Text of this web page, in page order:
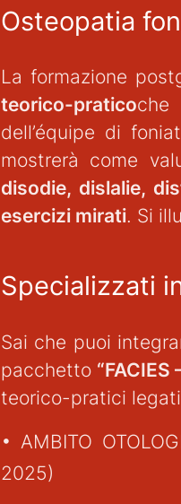
Osteopatia
La formazione
teorico-praticoche
dell’équipe di
mostrerà come
disodie, dislalie,
esercizi mirati. Si
Specializzati
Sai che puoi
pacchetto
teorico-pratici
• AMBITO
2025)